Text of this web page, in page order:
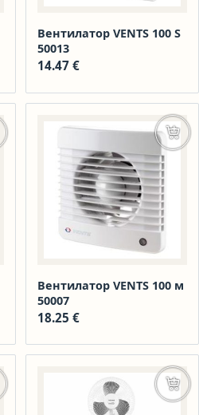
Вентилатор VENTS 100 S
50013
14.47 €
в количката
Вентилатор VENTS 100 м
50007
18.25 €
в количката